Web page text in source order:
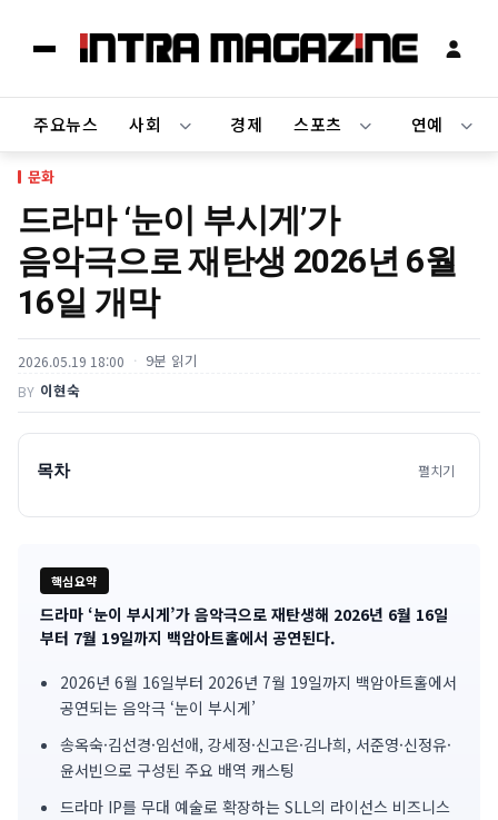
주요뉴스 사회 경제 스포츠 연예
문화
드라마 ‘눈이 부시게’가
음악극으로 재탄생 2026년 6월
16일 개막
2026.05.19 18:00 9분 읽기
BY 이현숙
목차 펼치기
핵심요약
기
심
드라마 ‘눈이 부시게’가 음악극으로 재탄생해 2026년 6월 16일
부터 7월 19일까지 백암아트홀에서 공연된다.
2026년 6월 16일부터 2026년 7월 19일까지 백암아트홀에서
공연되는 음악극 ‘눈이 부시게’
송옥숙·김선경·임선애, 강세정·신고은·김나희, 서준영·신정유·
윤서빈으로 구성된 주요 배역 캐스팅
드라마 IP를 무대 예술로 확장하는 SLL의 라이선스 비즈니스